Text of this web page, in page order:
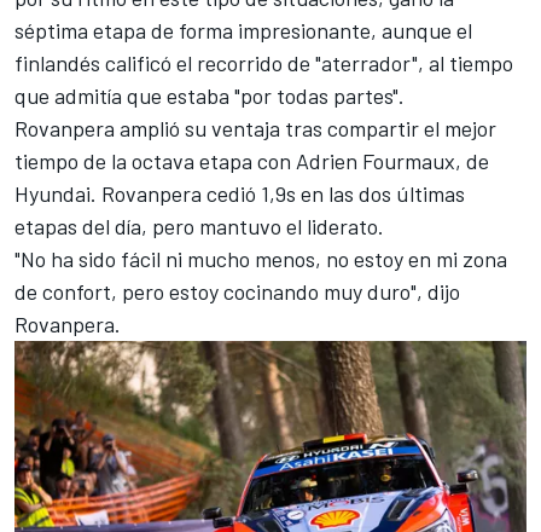
séptima etapa de forma impresionante, aunque el
finlandés calificó el recorrido de "aterrador", al tiempo
que admitía que estaba "por todas partes".
Rovanpera amplió su ventaja tras compartir el mejor
tiempo de la octava etapa con Adrien Fourmaux, de
Hyundai. Rovanpera cedió 1,9s en las dos últimas
etapas del día, pero mantuvo el liderato.
"No ha sido fácil ni mucho menos, no estoy en mi zona
de confort, pero estoy cocinando muy duro", dijo
Rovanpera.